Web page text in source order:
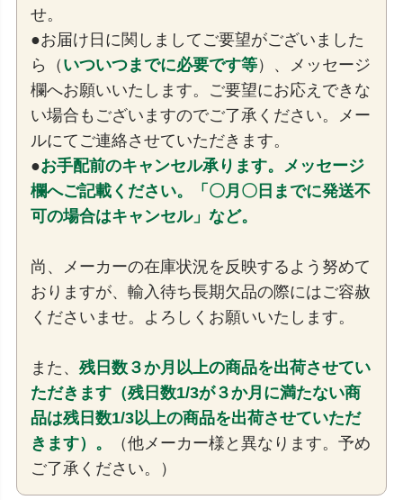
せ。
●お届け日に関しましてご要望がございました
ら（ いついつまでに必要です等）、メッセージ
欄へお願いいたします。ご要望にお応えできな
い場合もございますのでご了承ください。メー
ルにてご連絡させていただきます。
●お手配前のキャンセル承ります。メッセージ
欄へご記載ください。「〇月〇日までに発送不
可の場合はキャンセル」など。
尚、メーカーの在庫状況を反映するよう努めて
おりますが、輸入待ち長期欠品の際にはご容赦
くださいませ。よろしくお願いいたします。
また、 残日数３か月以上の商品を出荷させてい
ただきます（残日数1/3が３か月に満たない商
品は残日数1/3以上の商品を出荷させていただ
きます）。
（他メーカー様と異なります。予め
ご了承ください。）